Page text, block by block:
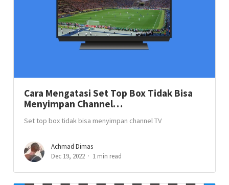
Cara Mengatasi Set Top Box Tidak Bisa
Menyimpan Channel…
Set top box tidak bisa menyimpan channel TV
Achmad Dimas
Dec 19, 2022
1 min read